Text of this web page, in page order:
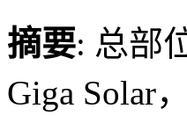
摘要: 总部
Giga Solar